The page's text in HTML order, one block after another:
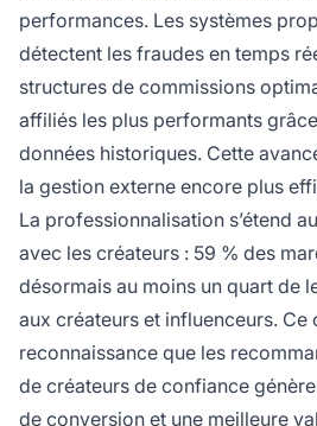
performances. Les systèmes
détectent les fraudes en temps
structures de commissions
affiliés les plus performants
données historiques. Cette
la gestion externe encore plus
La professionnalisation s’étend
avec les créateurs : 59 % des
désormais au moins un quart de
aux créateurs et influenceurs. Ce
reconnaissance que les
de créateurs de confiance
de conversion et une meilleure